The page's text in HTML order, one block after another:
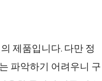
제품입니다. 다만 정
파악하기 어려우니 구